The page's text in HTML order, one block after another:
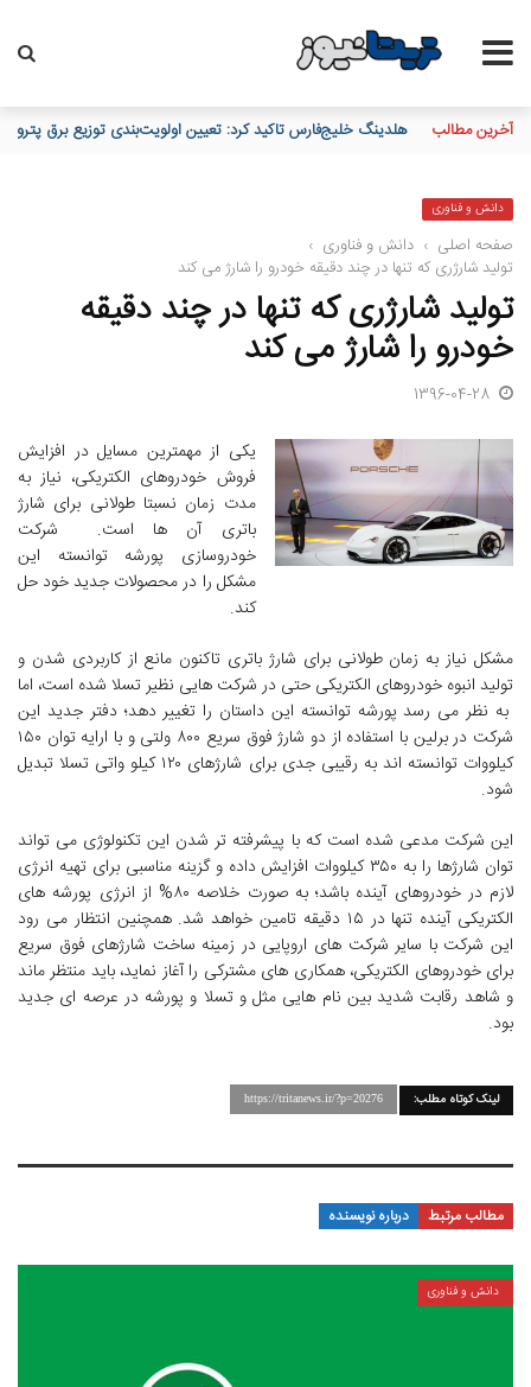
آخرین مطالب تقدیر و تشکر مدیرعامل پست بانک ایران از کلیه همکاران موثر در
دانش و فناوری
صفحه اصلی › دانش و فناوری ›
تولید شارژری که تنها در چند دقیقه خودرو را شارژ می کند
تولید شارژری که تنها در چند دقیقه
خودرو را شارژ می کند
1396-04-28
یکی از مهمترین مسایل در افزایش
فروش خودروهای الکتریکی، نیاز به
مدت زمان نسبتا طولانی برای شارژ
باتری آن ها است. شرکت
خودروسازی پورشه توانسته این
مشکل را در محصولات جدید خود حل
کند.
مشکل نیاز به زمان طولانی برای شارژ باتری تاکنون مانع از کاربردی شدن و
تولید انبوه خودروهای الکتریکی حتی در شرکت هایی نظیر تسلا شده است، اما
به نظر می رسد پورشه توانسته این داستان را تغییر دهد؛ دفتر جدید این
شرکت در برلین با استفاده از دو شارژ فوق سریع ۸۰۰ ولتی و با ارایه توان ۱۵۰
کیلووات توانسته اند به رقیبی جدی برای شارژهای ۱۲۰ کیلو واتی تسلا تبدیل
شود.
این شرکت مدعی شده است که با پیشرفته تر شدن این تکنولوژی می تواند
توان شارژها را به ۳۵۰ کیلووات افزایش داده و گزینه مناسبی برای تهیه انرژی
لازم در خودروهای آینده باشد؛ به صورت خلاصه ۸۰% از انرژی پورشه های
الکتریکی آینده تنها در ۱۵ دقیقه تامین خواهد شد. همچنین انتظار می رود
این شرکت با سایر شرکت های اروپایی در زمینه ساخت شارژهای فوق سریع
برای خودروهای الکتریکی، همکاری های مشترکی را آغاز نماید، باید منتظر ماند
و شاهد رقابت شدید بین نام هایی مثل و تسلا و پورشه در عرصه ای جدید
بود.
لینک کوتاه مطلب: https://tritanews.ir/?p=20276
مطالب مرتبط درباره نویسنده
دانش و فناوری